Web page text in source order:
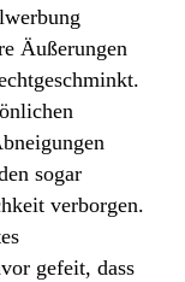
Äußerungen
sogar
verborgen.
gefeit, dass